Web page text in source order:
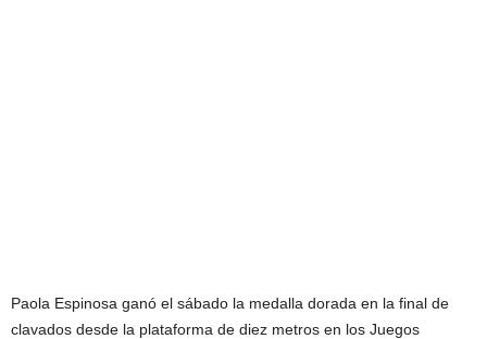
Paola Espinosa ganó el sábado la medalla dorada en la final de
clavados desde la plataforma de diez metros en los Juegos